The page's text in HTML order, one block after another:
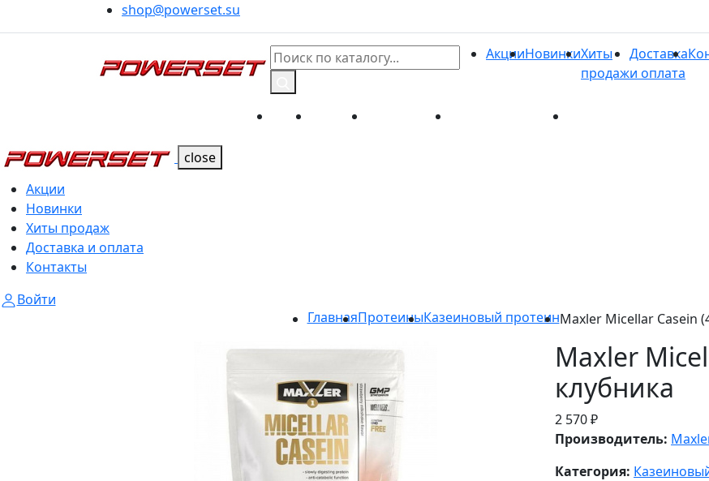
shop@powerset.su
АкцииНовинкиХиты
продаж
Доставка
и оплата
Акции Новинки Хиты продаж Доставка и оплата
close
Акции
Новинки
Хиты продаж
Доставка и оплата
Контакты
Войти
ГлавнаяПротеиныКазеиновый протеинMaxler Micellar Casein
Maxler
клубника
2 570 ₽
Производитель:
Категория: